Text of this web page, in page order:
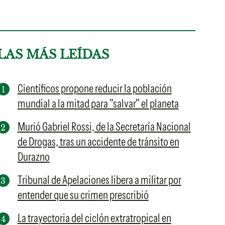
MÁS LEÍDAS
Científicos propone reducir la población
mundial a la mitad para "salvar" el planeta
Murió Gabriel Rossi, de la Secretaría Nacional
de Drogas, tras un accidente de tránsito en
Durazno
Tribunal de Apelaciones libera a militar por
entender que su crimen prescribió
La trayectoria del ciclón extratropical en